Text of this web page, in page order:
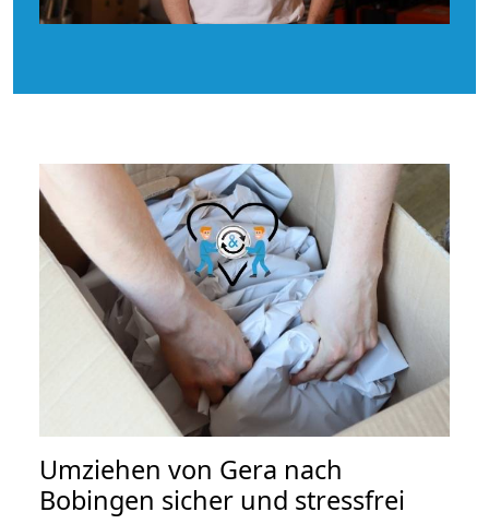
Umziehen von Gera nach
Bobingen sicher und stressfrei